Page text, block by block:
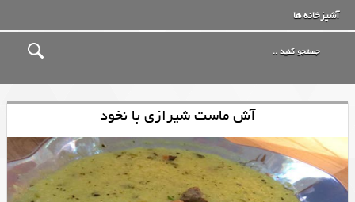
آشپزخانه ها
آش ماست شیرازی با نخود